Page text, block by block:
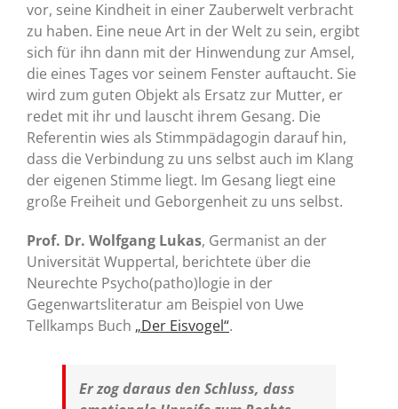
vor, seine Kindheit in einer Zauberwelt verbracht
zu haben. Eine neue Art in der Welt zu sein, ergibt
sich für ihn dann mit der Hinwendung zur Amsel,
die eines Tages vor seinem Fenster auftaucht. Sie
wird zum guten Objekt als Ersatz zur Mutter, er
redet mit ihr und lauscht ihrem Gesang. Die
Referentin wies als Stimmpädagogin darauf hin,
dass die Verbindung zu uns selbst auch im Klang
der eigenen Stimme liegt. Im Gesang liegt eine
große Freiheit und Geborgenheit zu uns selbst.
Prof. Dr. Wolfgang Lukas, Germanist an der
Universität Wuppertal, berichtete über die
Neurechte Psycho(patho)logie in der
Gegenwartsliteratur am Beispiel von Uwe
Tellkamps Buch „Der Eisvogel“.
Er zog daraus den Schluss, dass